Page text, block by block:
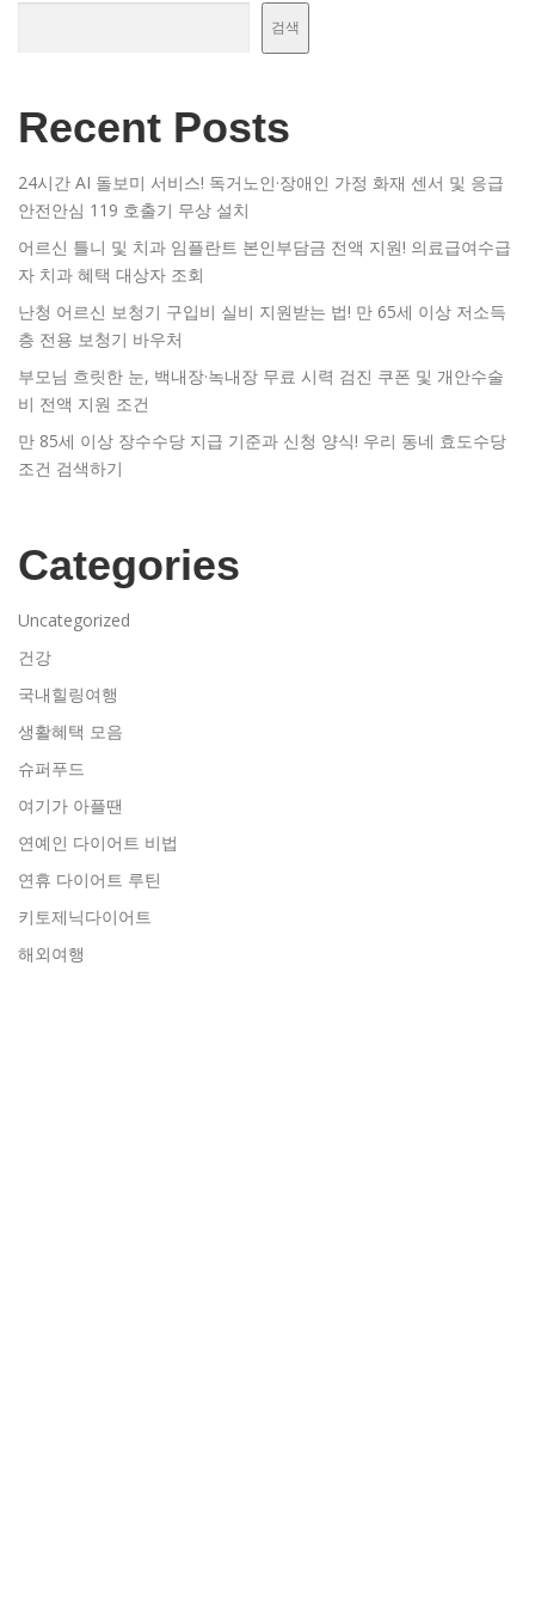
검색
Recent Posts
24시간 AI 돌보미 서비스! 독거노인·장애인 가정 화재 센서 및 응급
안전안심 119 호출기 무상 설치
어르신 틀니 및 치과 임플란트 본인부담금 전액 지원! 의료급여수급
자 치과 혜택 대상자 조회
난청 어르신 보청기 구입비 실비 지원받는 법! 만 65세 이상 저소득
층 전용 보청기 바우처
부모님 흐릿한 눈, 백내장·녹내장 무료 시력 검진 쿠폰 및 개안수술
비 전액 지원 조건
만 85세 이상 장수수당 지급 기준과 신청 양식! 우리 동네 효도수당
조건 검색하기
Categories
Uncategorized
건강
국내힐링여행
생활혜택 모음
슈퍼푸드
여기가 아플땐
연예인 다이어트 비법
연휴 다이어트 루틴
키토제닉다이어트
해외여행